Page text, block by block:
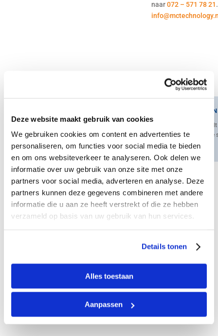
Deze website maakt gebruik van cookies
We gebruiken cookies om content en advertenties te
personaliseren, om functies voor social media te bieden
en om ons websiteverkeer te analyseren. Ook delen we
informatie over uw gebruik van onze site met onze
partners voor social media, adverteren en analyse. Deze
partners kunnen deze gegevens combineren met andere
informatie die u aan ze heeft verstrekt of die ze hebben
verzameld op basis van uw gebruik van hun services.
Details tonen
Alles toestaan
Aanpassen
naar072 – 571 78 21
ERO FUHRUNGEN
ERO Fuhrungen
een uitgebreide serie
specials.
DE SERIE EROSPEED 2000
+